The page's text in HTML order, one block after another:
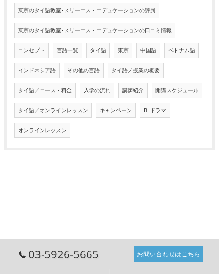
東京のタイ語教室･スリーエス・エデュケーションの評判
東京のタイ語教室･スリーエス・エデュケーションの口コミ情報
コンセプト 言語一覧 タイ語 東京 中国語 ベトナム語
インドネシア語 その他の言語 タイ語／授業の概要
タイ語／コース・料金 入学の流れ 講師紹介 開講スケジュール
タイ語／オンラインレッスン キャンペーン BLドラマ
オンラインレッスン
03-5926-5665 お問い合わせはこちら